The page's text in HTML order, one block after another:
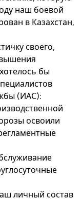
наш боевой
в Казахстан,
своего,
бы
(ИАС):
освоили
личный состав